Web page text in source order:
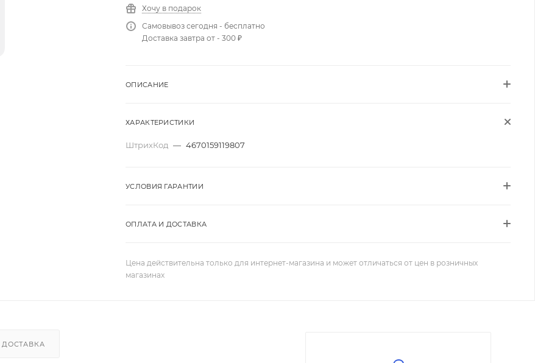
Хочу в подарок
Самовывоз сегодня - бесплатно
Доставка завтра от - 300 ₽
ОПИСАНИЕ
ХАРАКТЕРИСТИКИ
ШтрихКод — 4670159119807
УСЛОВИЯ ГАРАНТИИ
ОПЛАТА И ДОСТАВКА
Цена действительна только для интернет-магазина и может отличаться от цен в розничных
магазинах
ДОСТАВКА